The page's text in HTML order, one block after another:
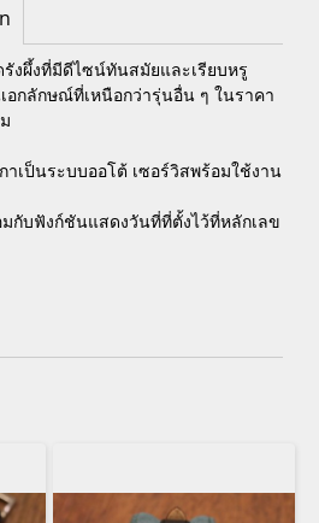
งผึ้งที่มีดีไซน์ทันสมัยและเรียบหรู
อกลักษณ์ที่เหนือกว่ารุ่นอื่น ๆ ในราคา
เป็นระบบออโต้ เซอร์วิสพร้อมใช้งาน
กับฟังก์ชันแสดงวันที่ที่ตั้งไว้ที่หลักเลข